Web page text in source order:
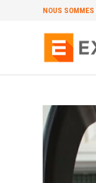
NOUS SOMMES